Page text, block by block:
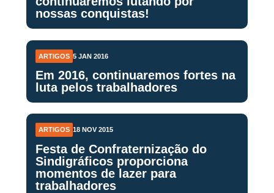
nossas conquistas!
ARTIGOS 5 JAN 2016
Em 2016, continuaremos fortes na
luta pelos trabalhadores
ARTIGOS 18 NOV 2015
Festa de Confraternização do
Sindigráficos proporciona
momentos de lazer para
trabalhadores